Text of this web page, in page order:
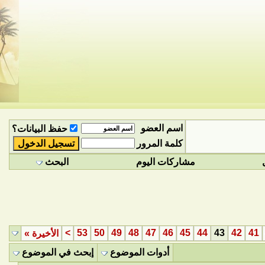
اسم العضو
حفظ البيانات؟
كلمة المرور
مشاركات اليوم البحث
41
42
43
44
45
46
47
48
49
50
53
> الأخيرة »
أدوات الموضوع
إبحث في الموضوع